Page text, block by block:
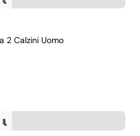
2 Calzini Uomo